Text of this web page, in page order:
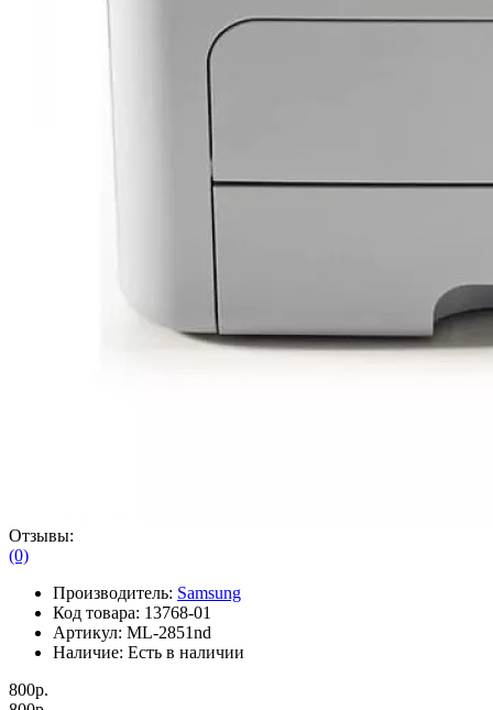
Отзывы:
(0)
Производитель: Samsung
Код товара: 13768-01
Артикул: ML-2851nd
Наличие: Есть в наличии
800р.